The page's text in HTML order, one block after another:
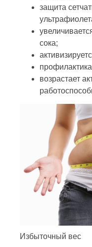
защита
сока;
возрастает
Избыточный вес